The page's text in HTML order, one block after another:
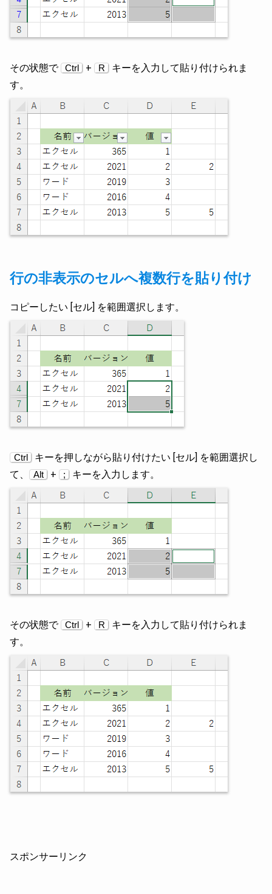
その状態で Ctrl + R
キーを入力して貼り付けられま
す。
行の非表示のセルへ複数行を貼り付け
コピーしたい [セル] を範囲選択します。
Ctrl
キーを押しながら貼り付けたい [セル] を範囲選択し
て、
Alt + ; キーを入力します。
その状態で Ctrl + R
キーを入力して貼り付けられま
す。
スポンサーリンク